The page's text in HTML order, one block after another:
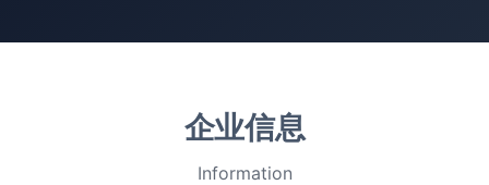
企业信息
Information